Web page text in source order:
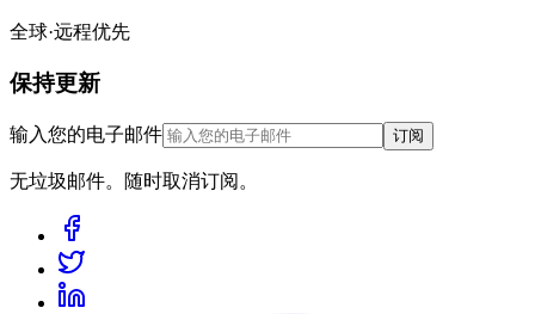
全球·远程优先
保持更新
输入您的电子邮件 订阅
无垃圾邮件。随时取消订阅。